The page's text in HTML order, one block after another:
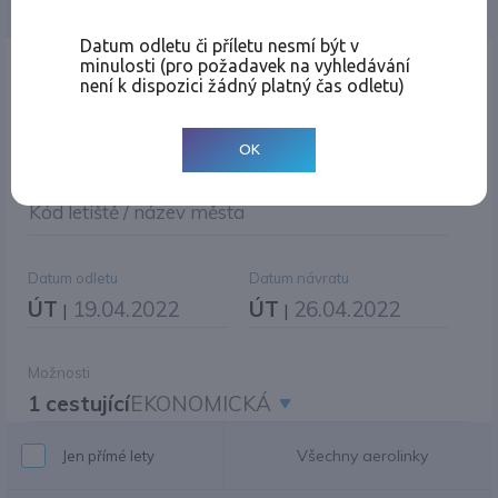
Místo odletu
Kód letiště / název města
Datum odletu
ÚT | 19.04.2022
Datum návratu
ÚT | 26.04.2022
Možnosti
1 cestujícíEKONOMICKÁ
Jen přímé lety Všechny aerolinky
Datum odletu či příletu nesmí být v
minulosti (pro požadavek na vyhledávání
není k dispozici žádný platný čas odletu)
OK